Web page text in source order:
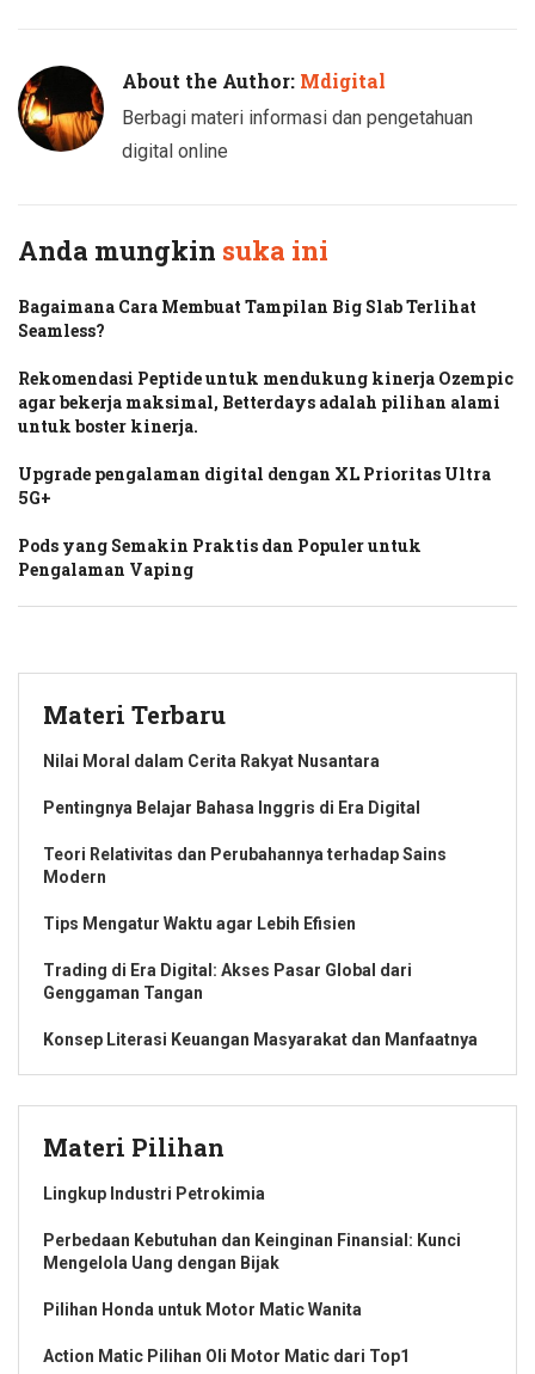
About the Author: Mdigital
Berbagi materi informasi dan pengetahuan
digital online
Anda mungkin suka ini
Bagaimana Cara Membuat Tampilan Big Slab Terlihat
Seamless?
Rekomendasi Peptide untuk mendukung kinerja Ozempic
agar bekerja maksimal, Betterdays adalah pilihan alami
untuk boster kinerja.
Upgrade pengalaman digital dengan XL Prioritas Ultra
5G+
Pods yang Semakin Praktis dan Populer untuk
Pengalaman Vaping
Materi Terbaru
Nilai Moral dalam Cerita Rakyat Nusantara
Pentingnya Belajar Bahasa Inggris di Era Digital
Teori Relativitas dan Perubahannya terhadap Sains
Modern
Tips Mengatur Waktu agar Lebih Efisien
Trading di Era Digital: Akses Pasar Global dari
Genggaman Tangan
Konsep Literasi Keuangan Masyarakat dan Manfaatnya
Materi Pilihan
Lingkup Industri Petrokimia
Perbedaan Kebutuhan dan Keinginan Finansial: Kunci
Mengelola Uang dengan Bijak
Pilihan Honda untuk Motor Matic Wanita
Action Matic Pilihan Oli Motor Matic dari Top1